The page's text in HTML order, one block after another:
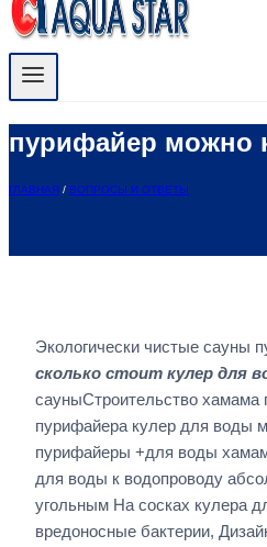
пурифайер можно
ГЛАВНАЯ / ВОПРОСЫ И ОТВЕТЫ
Экологически чистые сауны
сколько стоит кулер для
сауныСтроительство хамама
пурифайера кулер для воды
пурифайеры +для воды
для воды к водопроводу
угольным На сосках кулера
вредоносные бактерии,